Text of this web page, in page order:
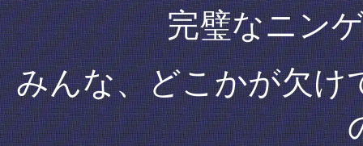
完璧なニン
みんな、どこかが欠け